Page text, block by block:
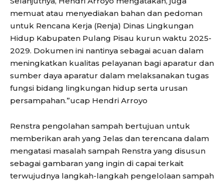
memuat atau menyediakan bahan dan pedoman
untuk Rencana Kerja (Renja) Dinas Lingkungan
Hidup Kabupaten Pulang Pisau kurun waktu 2025-
2029. Dokumen ini nantinya sebagai acuan dalam
meningkatkan kualitas pelayanan bagi aparatur dan
sumber daya aparatur dalam melaksanakan tugas
fungsi bidang lingkungan hidup serta urusan
persampahan.”ucap Hendri Arroyo
Renstra pengolahan sampah bertujuan untuk
memberikan arah yang Jelas dan terencana dalam
mengatasi masalah sampah Renstra yang disusun
sebagai gambaran yang ingin di capai terkait
terwujudnya langkah-langkah pengelolaan sampah